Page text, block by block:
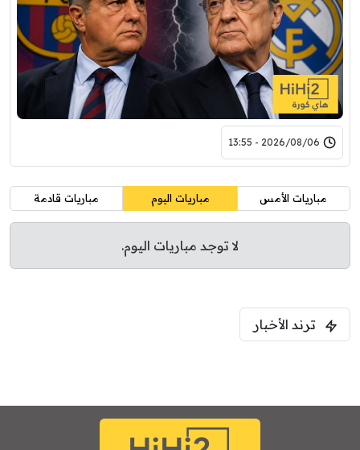
2026/08/06 - 13:55
مباريات الأمس مباريات اليوم مباريات قادمة
لا توجد مباريات اليوم.
ترند الأخبار